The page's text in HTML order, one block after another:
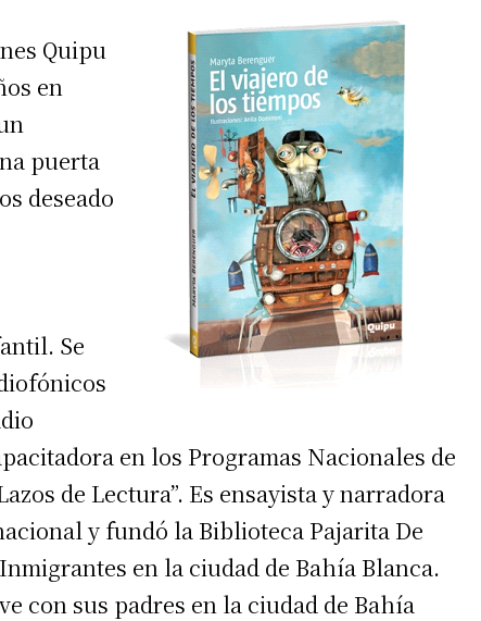
Quipu
en
puerta
deseado
Se
en los Programas Nacionales de
de Lectura”. Es ensayista y narradora
y fundó la Biblioteca Pajarita De
en la ciudad de Bahía Blanca.
con sus padres en la ciudad de Bahía